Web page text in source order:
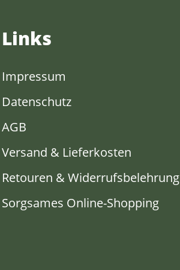
Links
Impressum
Datenschutz
AGB
Versand & Lieferkosten
Retouren & Widerrufsbelehrung
Sorgsames Online-Shopping